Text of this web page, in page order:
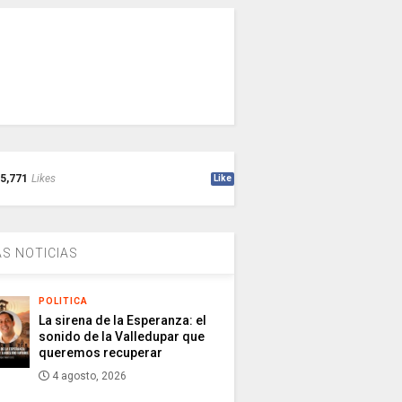
5,771 Likes Like
NOTICIAS
POLITICA
La sirena de la Esperanza: el
sonido de la Valledupar que
queremos recuperar
4 agosto, 2026